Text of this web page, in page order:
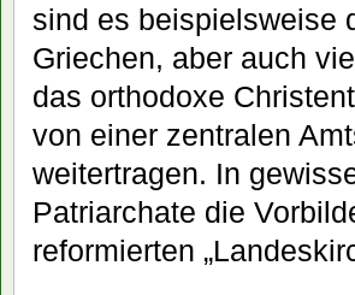
sind es beispielsweise
Griechen, aber auch
das orthodoxe
von einer zentralen
weitertragen. In
Patriarchate die
reformierten